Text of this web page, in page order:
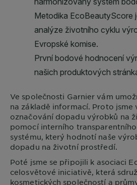
Ve společnosti Garnier vám
na základě informací. Proto jsme
označování dopadu výrobků na
pomocí interního
systému, který hodnotí naše
dopadu na životní prostředí.
Poté jsme se připojili k asociaci
celosvětové iniciativě, která
kosmetických společností a